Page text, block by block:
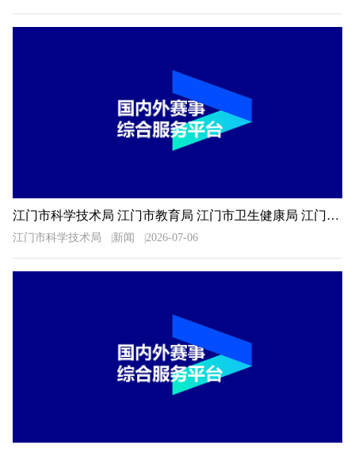
江门市科学技术局 江门市教育局 江门市卫生健康局 江门市科学技术协会关于公布2026年广东省科普讲解大赛江门选拔赛决赛入围选手名单的通知
江门市科学技术局 新闻 2026-07-06